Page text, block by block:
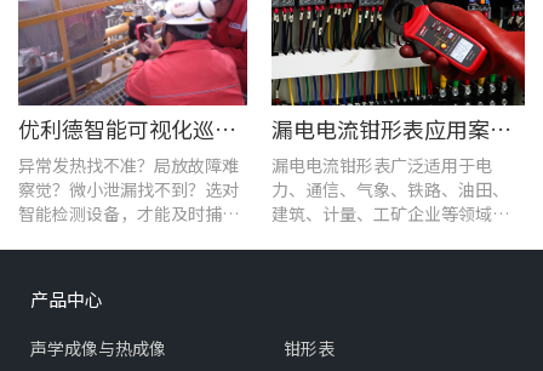
优利德智能可视化巡检方案，护航油气行业高效运维
异常发热找不准？局放故障难
察觉？微小泄漏找不到？选对
智能检测设备，才能及时捕捉
漏电电流钳形表应用案例：电气设备检测
漏电电流钳形表广泛适用于电
力、通信、气象、铁路、油田、
建筑、计量、工矿企业等领域的
产品中心
声学成像与热成像
钳形表